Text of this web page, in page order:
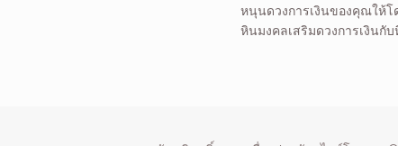
หนุนดวงการเงินของคุณให้โ
หินมงคลเสริมดวงการเงินกั